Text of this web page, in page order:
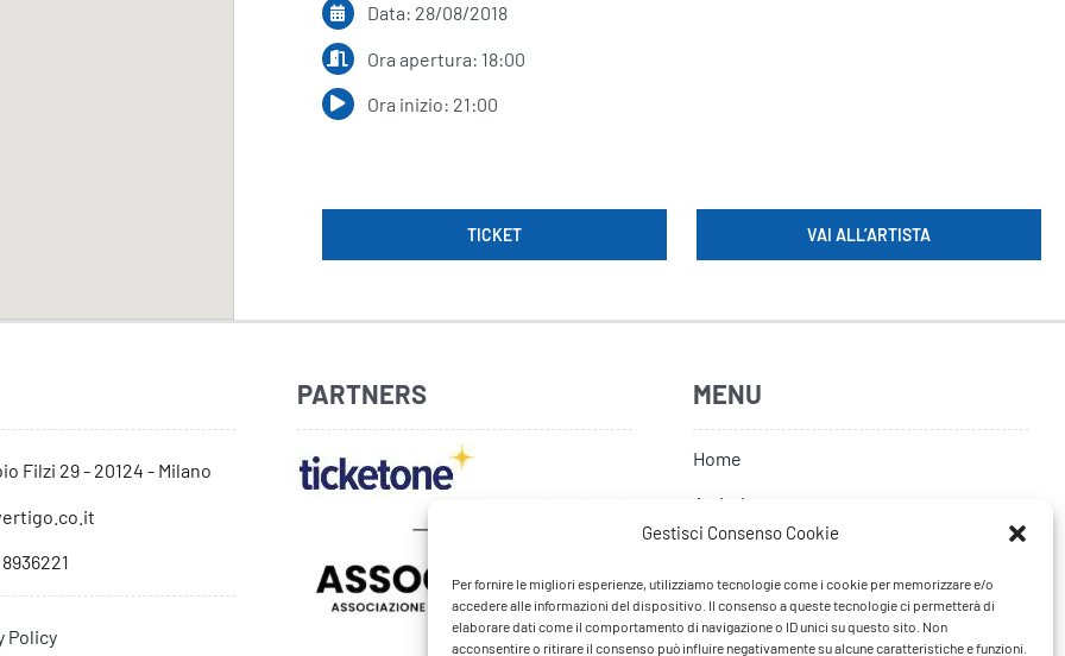
Gestisci Consenso Cookie
Per fornire le migliori esperienze, utilizziamo tecnologie come i cookie per memorizzare e/o
accedere alle informazioni del dispositivo. Il consenso a queste tecnologie ci permetterà di
elaborare dati come il comportamento di navigazione o ID unici su questo sito. Non
acconsentire o ritirare il consenso può influire negativamente su alcune caratteristiche e funzioni.
Data: 28/08/2018
Ora apertura: 18:00
Ora inizio: 21:00
TICKET VAI ALL’ARTISTA
Filzi 29 - 20124 - Milano
Policy
PARTNERS MENU
Home
Artisti
Tour
FAQ